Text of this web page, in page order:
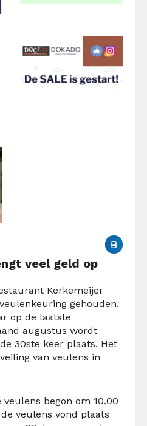
veel geld op
Kerkemeijer
gehouden.
op de laatste
augustus wordt
30ste keer plaats. Het
van veulens in
begon om 10.00
veulens vond plaats